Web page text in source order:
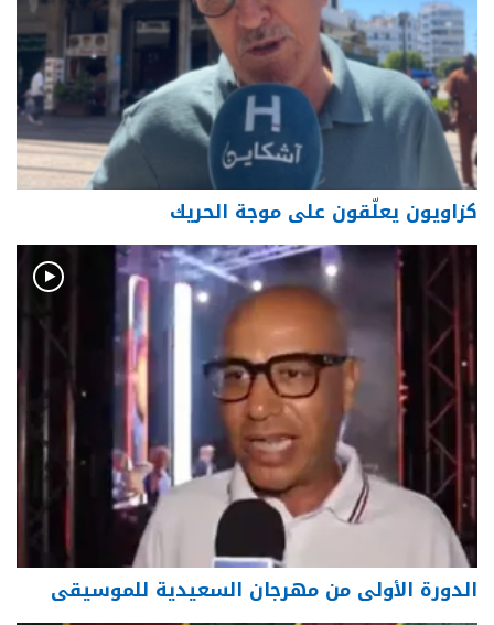
كزاويون يعلّقون على موجة الحريك
الدورة الأولى من مهرجان السعيدية للموسيقى